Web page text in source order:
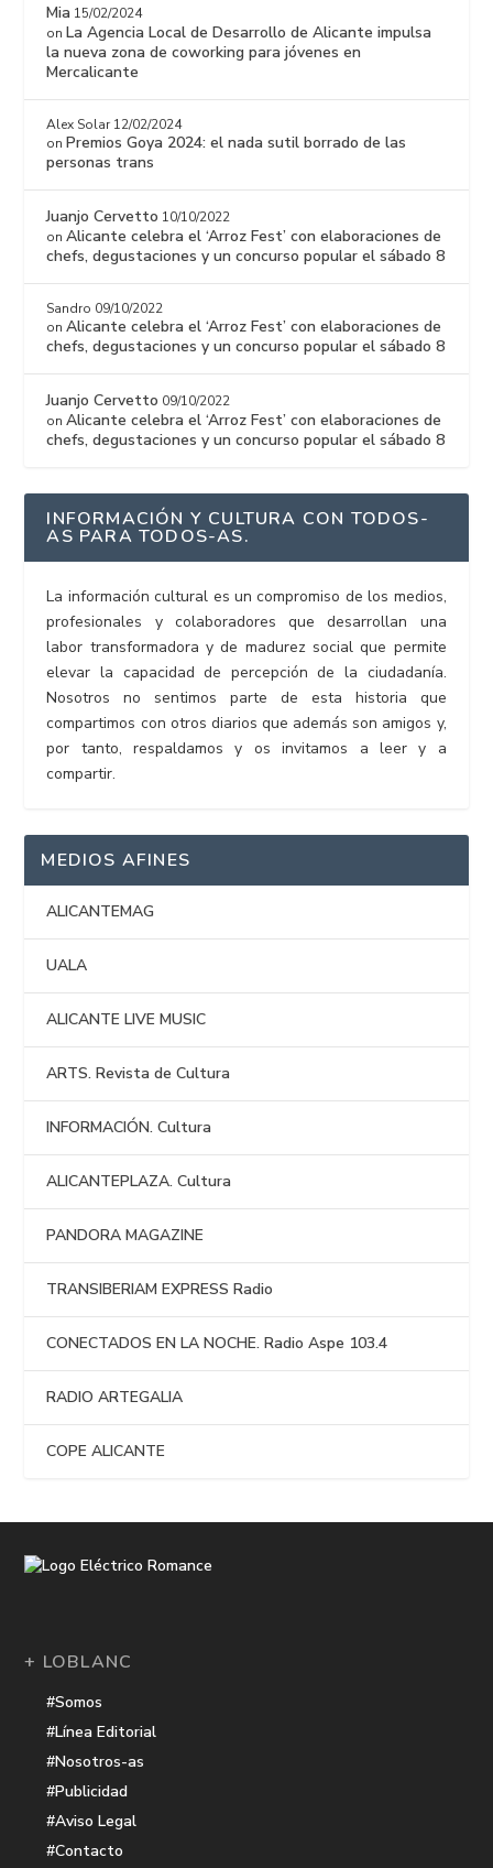
Mia 15/02/2024
on La Agencia Local de Desarrollo de Alicante impulsa
la nueva zona de coworking para jóvenes en
Mercalicante
Alex Solar 12/02/2024
on Premios Goya 2024: el nada sutil borrado de las
personas trans
Juanjo Cervetto 10/10/2022
onAlicante celebra el ‘Arroz Fest’ con elaboraciones de
chefs, degustaciones y un concurso popular el sábado 8
Sandro 09/10/2022
onAlicante celebra el ‘Arroz Fest’ con elaboraciones de
chefs, degustaciones y un concurso popular el sábado 8
Juanjo Cervetto 09/10/2022
onAlicante celebra el ‘Arroz Fest’ con elaboraciones de
chefs, degustaciones y un concurso popular el sábado 8
INFORMACIÓN Y CULTURA CON TODOS-
AS PARA TODOS-AS.
La información cultural es un compromiso de los medios,
profesionales y colaboradores que desarrollan una
labor transformadora y de madurez social que permite
elevar la capacidad de percepción de la ciudadanía.
Nosotros no sentimos parte de esta historia que
compartimos con otros diarios que además son amigos y,
por tanto, respaldamos y os invitamos a leer y a
compartir.
MEDIOS AFINES
ALICANTEMAG
UALA
ALICANTE LIVE MUSIC
ARTS. Revista de Cultura
INFORMACIÓN. Cultura
ALICANTEPLAZA. Cultura
PANDORA MAGAZINE
TRANSIBERIAM EXPRESS Radio
CONECTADOS EN LA NOCHE. Radio Aspe 103.4
RADIO ARTEGALIA
COPE ALICANTE
+ LOBLANC
#Somos
#Línea Editorial
#Nosotros-as
#Publicidad
#Aviso Legal
#Contacto